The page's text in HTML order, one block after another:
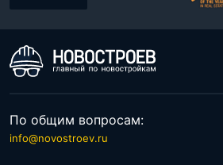
По общим вопросам:
info@novostroev.ru